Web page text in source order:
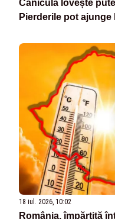
Canicula lovește
Pierderile pot
18 iul. 2026, 10:02
România, împărțită